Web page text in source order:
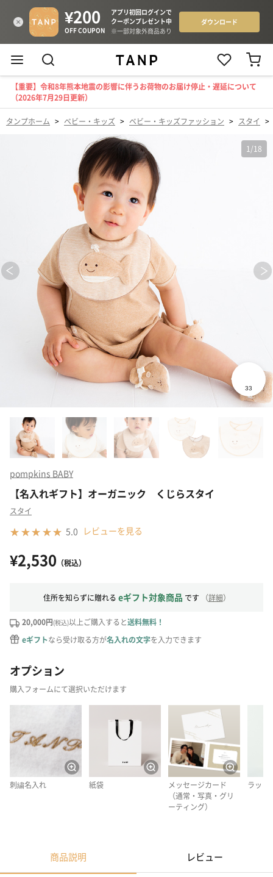
【重要】令和8年熊本地震の影響に伴うお荷物のお届け停止・遅延について
（2026年7月29日更新）
タンプホーム > ベビー・キッズ > ベビー・キッズファッション > スタイ >
1 /18
pompkins BABY
【名入れギフト】オーガニック くじらスタイ
スタイ
5.0 レビューを見る
¥2,530 （税込）
住所を知らずに贈れる eギフト対象商品 です （詳細）
20,000円(税込)以上ご購入すると送料無料！
eギフトなら受け取る方が名入れの文字を入力できます
オプション
購入フォームにて選択いただけます
刺繍名入れ 紙袋
メッセージカード
（通常・写真・グリ
ーティング）
ラッピ
商品説明 レビュー